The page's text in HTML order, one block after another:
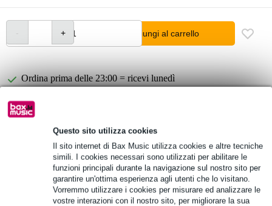
Questo sito utilizza cookies
Il sito internet di Bax Music utilizza cookies e altre tecniche
simili. I cookies necessari sono utilizzati per abilitare le
funzioni principali durante la navigazione sul nostro sito per
garantire un'ottima esperienza agli utenti che lo visitano.
Vorremmo utilizzare i cookies per misurare ed analizzare le
vostre interazioni con il nostro sito, per migliorare la sua
Aggiungi al carrello
Ordina prima delle 23:00 = ricevi lunedì
1.250 marchi leader
Informazioni sul prodotto
tensione: 12 V